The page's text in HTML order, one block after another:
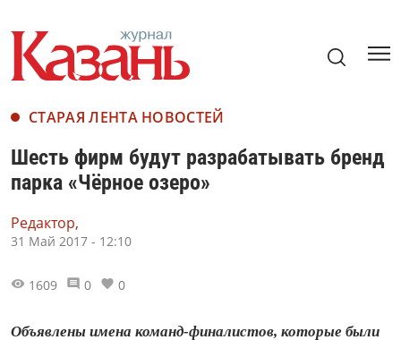
СТАРАЯ ЛЕНТА НОВОСТЕЙ
Шесть фирм будут разрабатывать бренд
парка «Чёрное озеро»
Редактор,
31 Май 2017 - 12:10
1609 0 0
Объявлены имена команд-финалистов, которые были